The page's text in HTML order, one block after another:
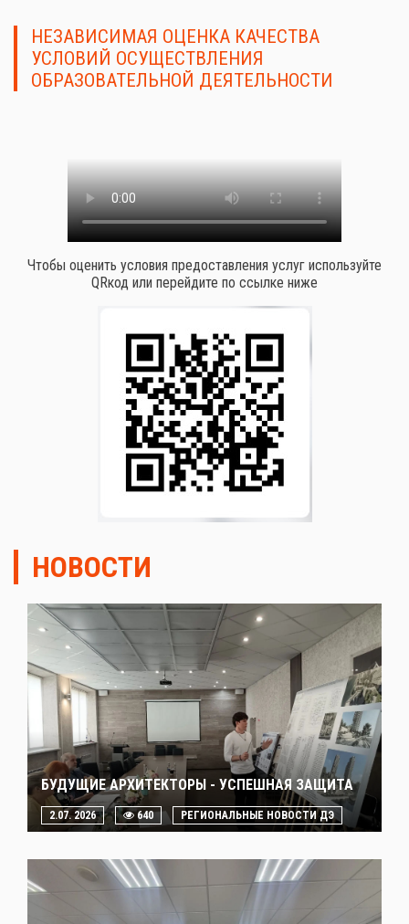
НЕЗАВИСИМАЯ ОЦЕНКА КАЧЕСТВА
УСЛОВИЙ ОСУЩЕСТВЛЕНИЯ
ОБРАЗОВАТЕЛЬНОЙ ДЕЯТЕЛЬНОСТИ
Чтобы оценить условия предоставления услуг используйте
QRкод или перейдите по ссылке ниже
НОВОСТИ
БУДУЩИЕ АРХИТЕКТОРЫ - УСПЕШНАЯ ЗАЩИТА
2.07. 2026 640 РЕГИОНАЛЬНЫЕ НОВОСТИ ДЭ